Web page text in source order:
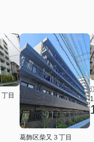
目
葛飾区柴又３丁目